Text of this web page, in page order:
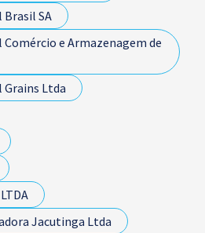
SA
e Armazenagem de
Ltda
Jacutinga Ltda